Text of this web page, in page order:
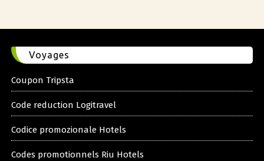
Voyages
Coupon Tripsta
Code reduction Logitravel
Codice promozionale Hotels
Codes promotionnels Riu Hotels